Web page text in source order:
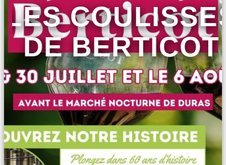
LES
DE BERTICOT